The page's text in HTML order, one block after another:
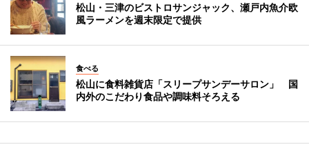
松山・三津のビストロサンジャック、瀬戸内魚介欧
風ラーメンを週末限定で提供
食べる
松山に食料雑貨店「スリープサンデーサロン」 国
内外のこだわり食品や調味料そろえる